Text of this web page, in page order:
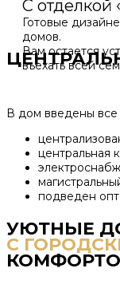
С отделкой
Готовые
домов.
Вам остается
въехать всей
В дом введены
центральная
подведен
УЮТНЫЕ
С